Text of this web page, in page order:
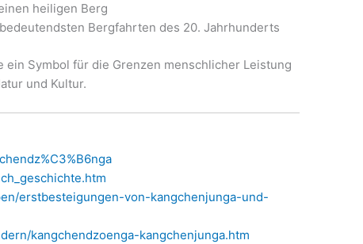
heiligen Berg
Bergfahrten des 20. Jahrhunderts
ein Symbol für die Grenzen menschlicher Leistung
und Kultur.
erstbesteigungen-von-kangchenjunga-und-
kangchendzoenga-kangchenjunga.htm